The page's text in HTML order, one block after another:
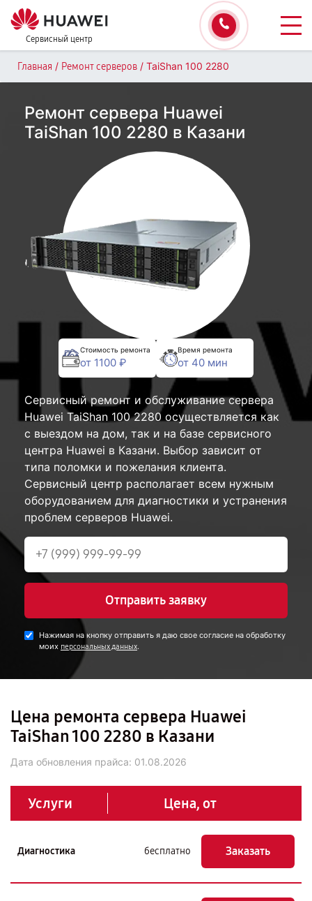
Сервисный центр
Главная / Ремонт серверов / TaiShan 100 2280
Ремонт сервера Huawei
TaiShan 100 2280 в Казани
Стоимость ремонта
от 1100 ₽
Время ремонта
от 40 мин
Сервисный ремонт и обслуживание сервера
Huawei TaiShan 100 2280 осуществляется как
с выездом на дом, так и на базе сервисного
центра Huawei в Казани. Выбор зависит от
типа поломки и пожелания клиента.
Сервисный центр располагает всем нужным
оборудованием для диагностики и устранения
проблем серверов Huawei.
Отправить заявку
Нажимая на кнопку отправить я даю свое согласие на обработку
моих персональных данных.
Цена ремонта сервера Huawei
TaiShan 100 2280 в Казани
Дата обновления прайса: 01.08.2026
Услуги Цена, от
Диагностика бесплатно Заказать